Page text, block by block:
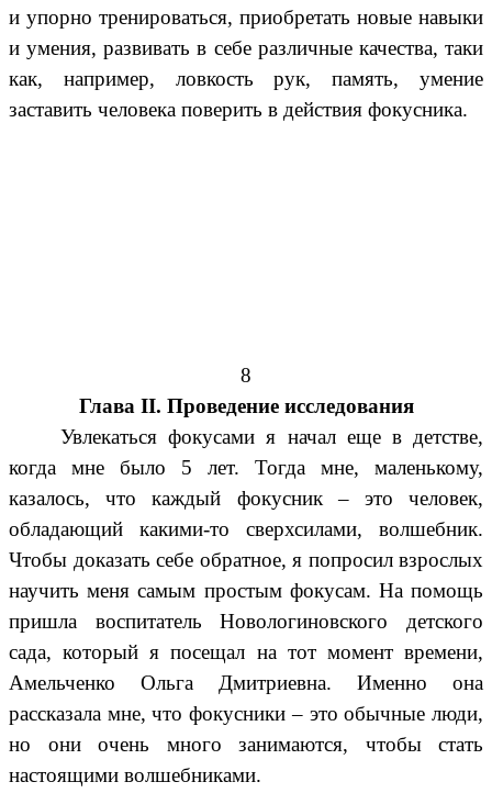
и упорно тренироваться, приобретать новые навыки
и умения, развивать в себе различные качества, таки
как, например, ловкость рук, память, умение
заставить человека поверить в действия фокусника.
8
Глава II. Проведение исследования
Увлекаться фокусами я начал еще в детстве,
когда мне было 5 лет. Тогда мне, маленькому,
казалось, что каждый фокусник – это человек,
обладающий какими-то сверхсилами, волшебник.
Чтобы доказать себе обратное, я попросил взрослых
научить меня самым простым фокусам. На помощь
пришла воспитатель Новологиновского детского
сада, который я посещал на тот момент времени,
Амельченко Ольга Дмитриевна. Именно она
рассказала мне, что фокусники – это обычные люди,
но они очень много занимаются, чтобы стать
настоящими волшебниками.